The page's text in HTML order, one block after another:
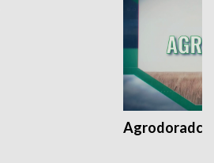
Agrodoradcy